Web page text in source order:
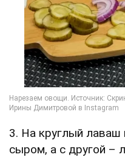
3. На круглый лаваш
сыром, а с другой –